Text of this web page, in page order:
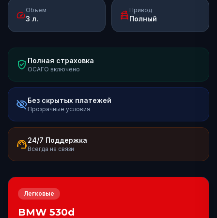
speedОбъем
3 л. swap_driving_apps Привод
Полный
verified_user Полная страховка
ОСАГО включено
visibility_offБез скрытых платежей
Прозрачные условия
support_agent24/7 Поддержка
Всегда на связи
Легковые
BMW 530d